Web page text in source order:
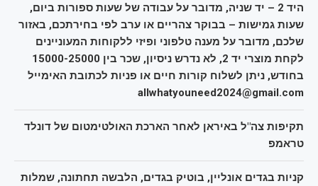
היד 2 – יד שניה, מדובר על עבודה של שעות ספורות ביום,
שעות גמישות – בבוקר צהריים או ערב לפי בחירתכם, באזור
שלכם, מדובר על מענה טלפוני ופיזי ללקוחות המעוניינים
לקחת מוצרי יד 2, לא נדרש ניסיון, שכר בין 15000-25000
בחודש, ניתן לשלוח קורות חיים או פניות לכתובת האימייל
allwhatyouneed2024@gmail.com
תקיפות צה"ל באיראן לאחר הארכת האולטימטום של דונלד
טראמפ
קניות בגדים אונליין, בוטיק בגדים, הלבשה תחתונה, שמלות